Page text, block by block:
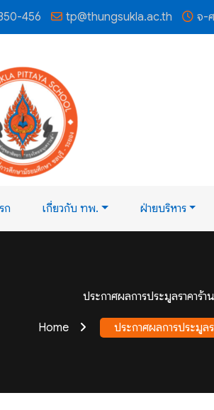
456 tp@thungsukla.ac.th จ-
ก เกี่ยวกับ ทพ. ฝ่ายบริหาร
ประกาศผลการประมูลราคาร้
Home ประกาศผลการประมูล